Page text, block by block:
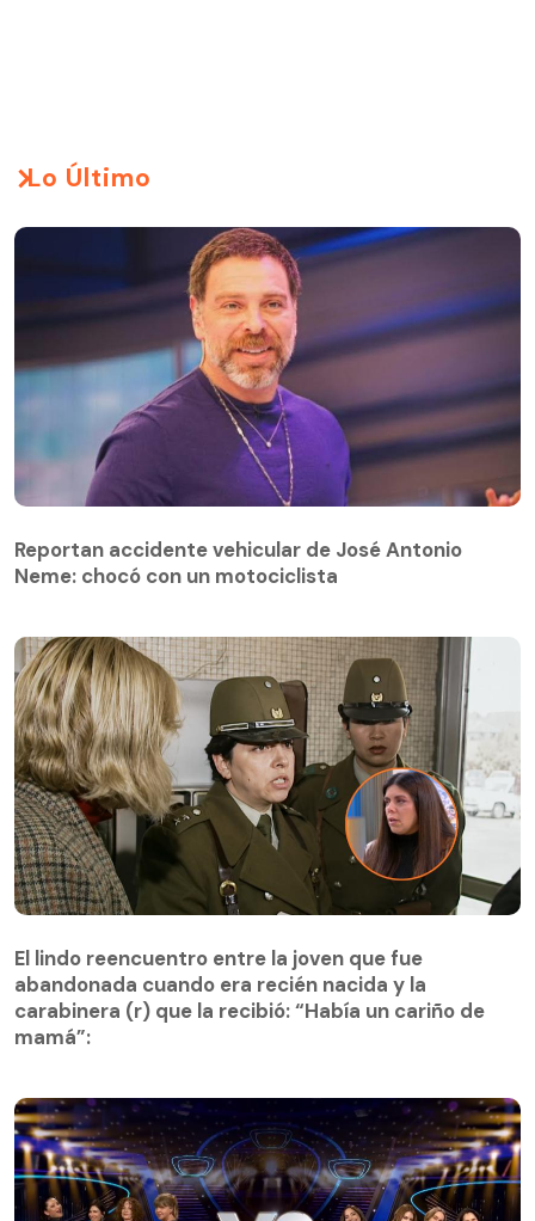
Lo Último
Reportan accidente vehicular de José Antonio
Neme: chocó con un motociclista
abandonada cuando era recién nacida y la
carabinera (r) que la recibió: “Había un cariño de
mamá”:
El lindo reencuentro entre la joven que fue
abandonada cuando era recién nacida y la
carabinera (r) que la recibió: “Había un cariño de
mamá”: